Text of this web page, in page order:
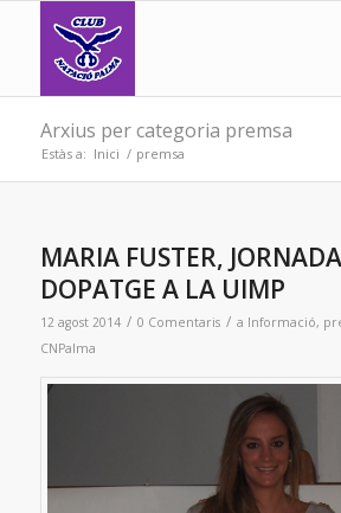
Arxius per categoria premsa
Estàs a: Inici / premsa
MARIA FUSTER,
DOPATGE A LA UIMP
12 agost 2014 / 0 Comentaris / a Informació,
CNPalma